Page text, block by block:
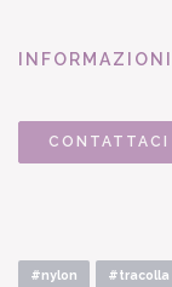
#nylon #tracolla